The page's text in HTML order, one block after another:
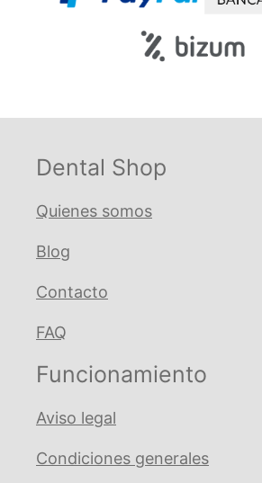
Dental Shop
Quienes somos
Blog
Contacto
FAQ
Funcionamiento
Aviso legal
Condiciones generales